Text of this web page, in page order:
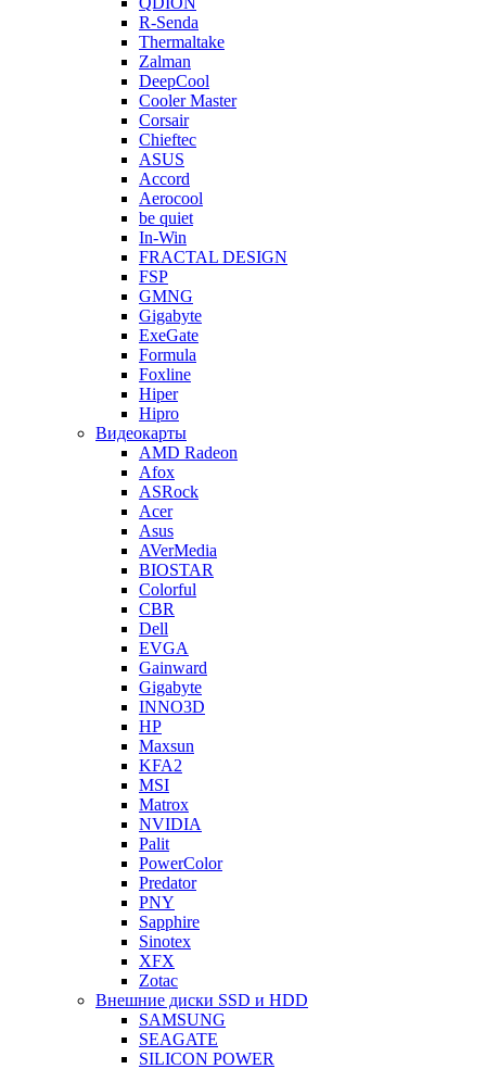
R-Senda
Thermaltake
Zalman
DeepCool
Cooler Master
Corsair
Chieftec
ASUS
Accord
Aerocool
be quiet
In-Win
FRACTAL DESIGN
FSP
GMNG
Gigabyte
ExeGate
Formula
Foxline
Hiper
Hipro
Видеокарты
AMD Radeon
Afox
ASRock
Acer
Asus
AVerMedia
BIOSTAR
Colorful
CBR
Dell
EVGA
Gainward
Gigabyte
INNO3D
HP
Maxsun
KFA2
MSI
Matrox
NVIDIA
Palit
PowerColor
Predator
PNY
Sapphire
Sinotex
XFX
Zotac
Внешние диски SSD и HDD
SAMSUNG
SEAGATE
SILICON POWER